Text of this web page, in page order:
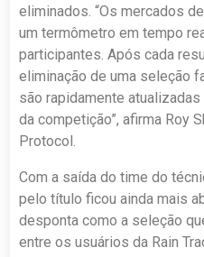
eliminados. “Os mercados
um termômetro em tempo
participantes. Após cada
eliminação de uma seleção
são rapidamente
da competição”, afirma Roy
Protocol.
Com a saída do time do
pelo título ficou ainda mais
desponta como a seleção
entre os usuários da Rain